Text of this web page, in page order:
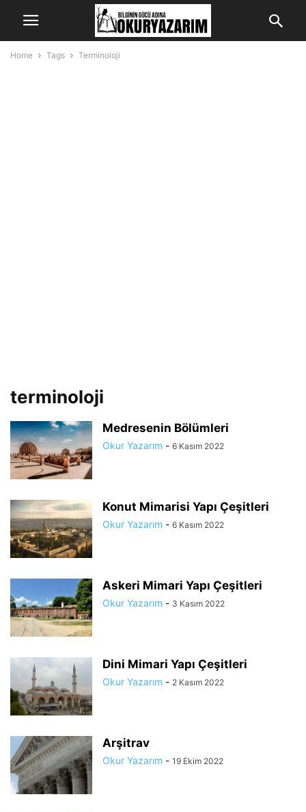
Home Tags Terminoloji
terminoloji
Medresenin Bölümleri
Okur Yazarım - 6 Kasım 2022
Konut Mimarisi Yapı Çeşitleri
Okur Yazarım - 6 Kasım 2022
Askeri Mimari Yapı Çeşitleri
Okur Yazarım - 3 Kasım 2022
Dini Mimari Yapı Çeşitleri
Okur Yazarım - 2 Kasım 2022
Arşitrav
Okur Yazarım - 19 Ekim 2022